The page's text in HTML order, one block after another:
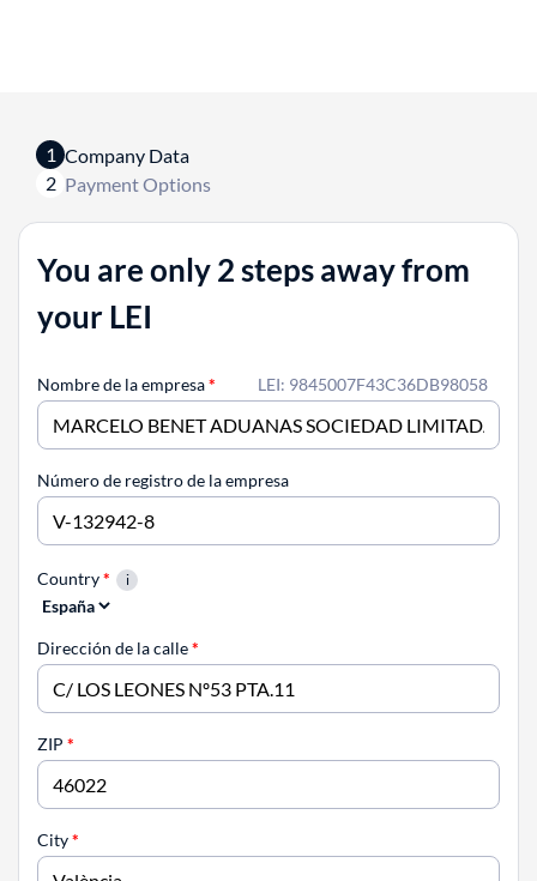
1 Company Data
2 Payment Options
You are only 2 steps away from
your LEI
LEI: 9845007F43C36DB98058
Nombre de la empresa*
Número de registro de la empresa
Country*
Dirección de la calle*
ZIP *
City*